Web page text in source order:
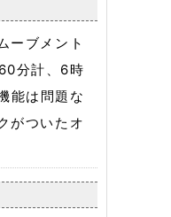
ーブメント
分計、6時
能は問題な
がついたオ